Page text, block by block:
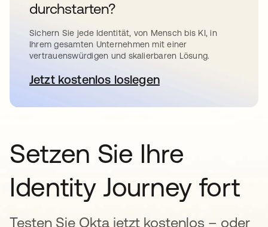
durchstarten?
Sichern Sie jede Identität, von Mensch bis KI, in
Ihrem gesamten Unternehmen mit einer
vertrauenswürdigen und skalierbaren Lösung.
Jetzt kostenlos loslegen
wird in einer neuen
Setzen Sie Ihre
Identity Journey fort
Testen Sie Okta jetzt kostenlos – oder